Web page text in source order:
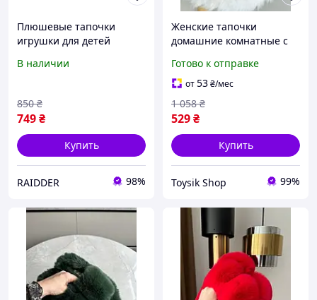
Плюшевые тапочки
игрушки для детей
тапки мопс Размер 25-32
В наличии
749₴
850 ₴
Купить
RAIDDER 98%
Женские тапочки
домашние комнатные с
улицы дома бордовые
мягкие меховые
шлепанцы тапки тапочки
37 размер
Готово к отправке
от53₴/мес
529₴
1 058 ₴
Купить
Toysik Shop 99%